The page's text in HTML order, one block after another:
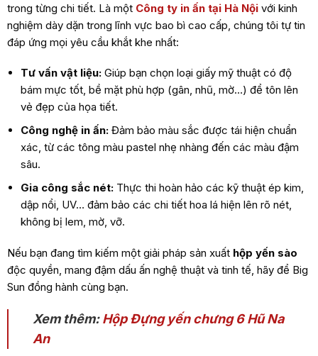
trong từng chi tiết. Là một Công ty in ấn tại Hà Nộivới kinh
nghiệm dày dặn trong lĩnh vực bao bì cao cấp, chúng tôi tự tin
đáp ứng mọi yêu cầu khắt khe nhất:
Tư vấn vật liệu: Giúp bạn chọn loại giấy mỹ thuật có độ
bám mực tốt, bề mặt phù hợp (gân, nhũ, mờ…) để tôn lên
vẻ đẹp của họa tiết.
Công nghệ in ấn: Đảm bảo màu sắc được tái hiện chuẩn
xác, từ các tông màu pastel nhẹ nhàng đến các màu đậm
sâu.
Gia công sắc nét: Thực thi hoàn hảo các kỹ thuật ép kim,
dập nổi, UV… đảm bảo các chi tiết hoa lá hiện lên rõ nét,
không bị lem, mờ, vỡ.
Nếu bạn đang tìm kiếm một giải pháp sản xuất hộp yến sào
độc quyền, mang đậm dấu ấn nghệ thuật và tinh tế, hãy để Big
Sun đồng hành cùng bạn.
Xem thêm:Hộp Đựng yến chưng 6 Hũ Na
An